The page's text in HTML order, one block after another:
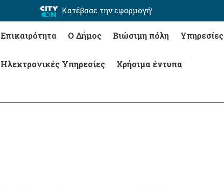
Κατέβασε την εφαρμογή!
Επικαιρότητα Ο Δήμος Βιώσιμη πόλη Υπηρεσίες
Ηλεκτρονικές Υπηρεσίες Χρήσιμα έντυπα